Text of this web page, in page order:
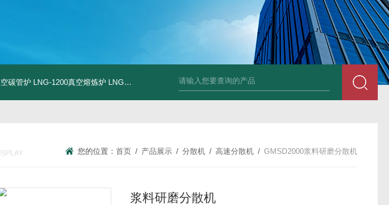
碳管炉 LNG-1200真空熔炼炉 LNG-1200真空热压炉 LNG-1200真空钨丝炉 LNHZ-1200
您的位置： 首页 / 产品展示 / 分散机 / 高速分散机 / GMSD2000浆料研磨分散机
浆料研磨分散机